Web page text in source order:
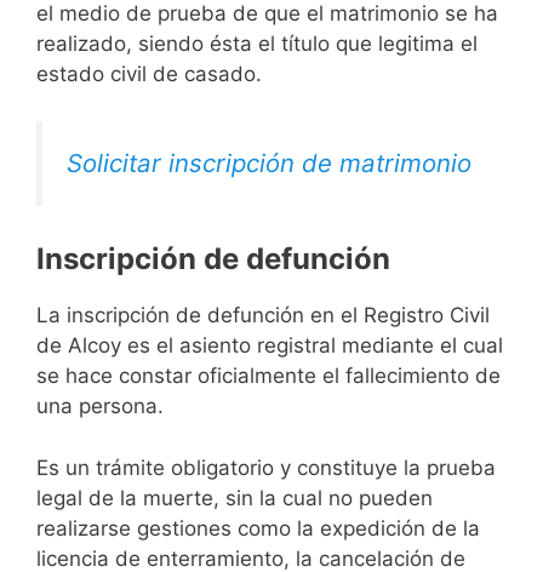
el medio de prueba de que el matrimonio se ha
realizado, siendo ésta el título que legitima el
estado civil de casado.
Solicitar inscripción de matrimonio
Inscripción de defunción
La inscripción de defunción en el Registro Civil
de Alcoy es el asiento registral mediante el cual
se hace constar oficialmente el fallecimiento de
una persona.
Es un trámite obligatorio y constituye la prueba
legal de la muerte, sin la cual no pueden
realizarse gestiones como la expedición de la
licencia de enterramiento, la cancelación de